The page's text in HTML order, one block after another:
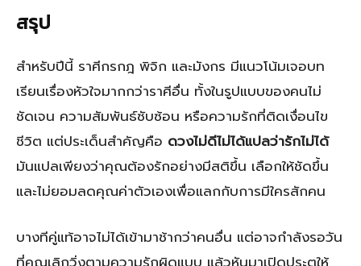
สรุป
สำหรับปีนี้ ราศีกรกฎ พิจิก และมังกร มีแนวโน้มเจอบท
เรียนเรื่องหัวใจมากกว่าราศีอื่น ทั้งในรูปแบบของคนไม่
ชัดเจน ความสัมพันธ์ซับซ้อน หรือความรักที่ติดเงื่อนไข
ชีวิต แต่ประเด็นสำคัญคือ ดวงไม่ดีไม่ได้แปลว่ารักไม่ได้
มันแปลเพียงว่าคุณต้องรักอย่างมีสติขึ้น เลือกให้ชัดขึ้น
และไม่ยอมลดคุณค่าตัวเองเพื่อแลกกับการมีใครสักคน
บางทีคู่แท้อาจไม่ได้เข้ามาช้ากว่าคนอื่น แต่อาจกำลังรอวัน